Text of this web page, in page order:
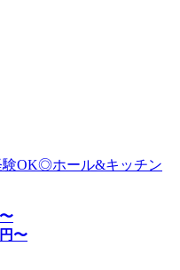
験OK◎ホール&キッチン
円〜